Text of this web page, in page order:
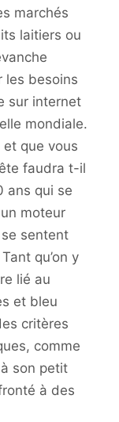
marchés
laitiers ou
les besoins
sur internet
mondiale.
que vous
faudra t-il
ans qui se
moteur
sentent
qu’on y
lié au
et bleu
critères
comme
son petit
à des